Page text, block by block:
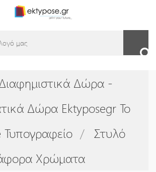
Δώρα -
Δώρα Ektyposegr Το
Στυλό
Χρώματα